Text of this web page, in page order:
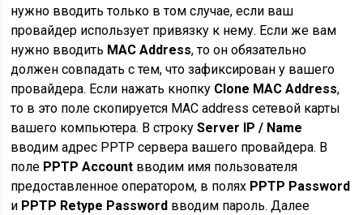
нужно вводить только в том случае, если ваш
провайдер использует привязку к нему. Если же вам
нужно вводить MAC Address, то он обязательно
должен совпадать с тем, что зафиксирован у вашего
провайдера. Если нажать кнопку Clone MAC Address,
то в это поле скопируется MAC address сетевой карты
вашего компьютера. В строкуServer IP / Name
вводим адрес PPTP сервера вашего провайдера. В
поле PPTP Account вводим имя пользователя
предоставленное оператором, в полях PPTP Password
и PPTP Retype Password вводим пароль. Далее